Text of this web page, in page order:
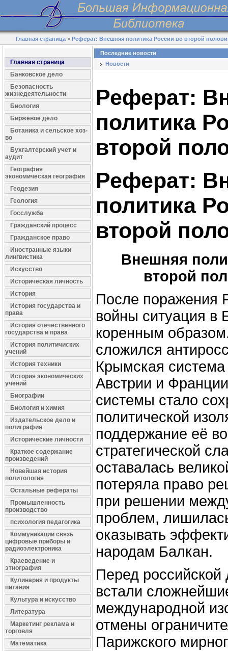
Главная страница >Реферат: Внешняя политика России во второй
Главная страница
Банковское дело
Безопасность
жизнедеятельности
Биология
Биржевое дело
Ботаника и сельское хоз-
во
Бухгалтерский учет и
аудит
География
экономическая география
Геодезия
Геология
Госслужба
Гражданский процесс
Гражданское право
Иностранные языки
лингвистика
Искусство
Историческая личность
История
История государства и
права
История отечественного
государства и права
История политичиских
учений
История техники
История экономических
учений
Биографии
Биология и химия
Издательское дело и
полиграфия
Исторические личности
Краткое содержание
произведений
Новейшая история
политология
Остальные рефераты
Промышленность
производство
психология педагогика
Коммуникации связь
цифровые приборы и
радиоэлектроника
Краеведение и
этнография
Кулинария и продукты
питания
Культура и искусство
Литература
Маркетинг реклама и
торговля
Математика
Последние новости
Новости
Реферат:
политика
второй
Реферат:
политика
второй
Внешняя
второй
После поражения
войны ситуация в
коренным
сложился
Крымская система
Австрии и
системы стало
политической
поддержание её
стратегической
оставалась
потеряла право
при решении
проблем,
оказывать
народам Балкан.
Перед российской
встали
международной
отмены
Парижского